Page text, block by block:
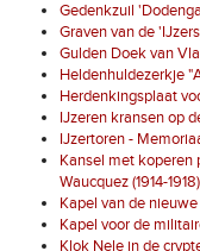
Gedenkzuil
Graven van de
Gulden Doek van
Heldenhuldezerkje
Herdenkingsplaat
IJzeren kransen op
IJzertoren -
Kansel met koperen
Waucquez (1914-1918)
Kapel van de
Kapel voor de
Klok Nele in de